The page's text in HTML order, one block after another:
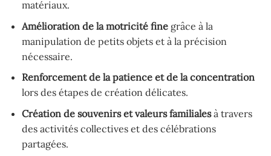
matériaux.
Amélioration de la motricité finegrâce à la
manipulation de petits objets et à la précision
nécessaire.
Renforcement de la patience et de la concentration
lors des étapes de création délicates.
Création de souvenirs et valeurs familialesà travers
des activités collectives et des célébrations
partagées.